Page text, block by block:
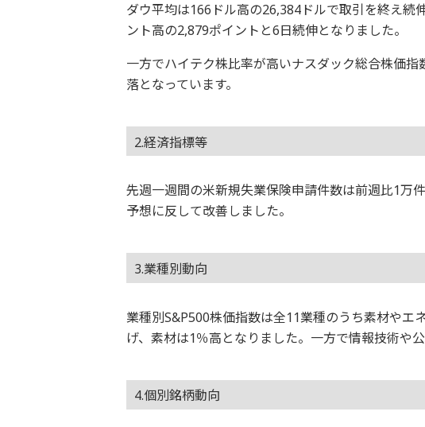
ダウ平均は166ドル高の26,384ドルで取引を終え続
ント高の2,879ポイントと6日続伸となりました。
一方でハイテク株比率が高いナスダック総合株価
落となっています。
2.経済指標等
先週一週間の米新規失業保険申請件数は前週比1万
予想に反して改善しました。
3.業種別動向
業種別S&P500株価指数は全11業種のうち素材や
げ、素材は1％高となりました。一方で情報技術や
4.個別銘柄動向